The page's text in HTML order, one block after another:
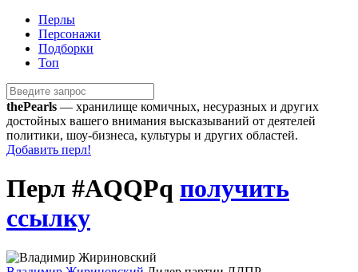
Перлы
Персонажи
Подборки
Топ
thePearls — хранилище комичных, несуразных и других
достойных вашего внимания высказываний от деятелей
политики, шоу-бизнеса, культуры и других областей.
Добавить перл!
Перл #AQQPq получить
ссылку